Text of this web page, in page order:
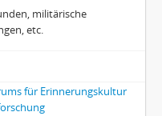
Teil 1
Teil 2
"Odessa" (diverse Unterlagen)
militärische
etc.
für Erinnerungskultur